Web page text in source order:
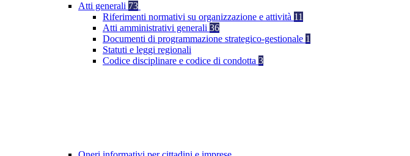
Atti generali 73
Riferimenti normativi su organizzazione e attività 11
Atti amministrativi generali 36
Documenti di programmazione strategico-gestionale 1
Statuti e leggi regionali
Codice disciplinare e codice di condotta 3